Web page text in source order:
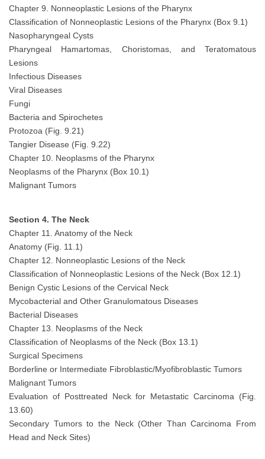
Chapter 9. Nonneoplastic Lesions of the Pharynx
Classification of Nonneoplastic Lesions of the Pharynx (Box 9.1)
Nasopharyngeal Cysts
Pharyngeal Hamartomas, Choristomas, and Teratomatous
Lesions
Infectious Diseases
Viral Diseases
Fungi
Bacteria and Spirochetes
Protozoa (Fig. 9.21)
Tangier Disease (Fig. 9.22)
Chapter 10. Neoplasms of the Pharynx
Neoplasms of the Pharynx (Box 10.1)
Malignant Tumors
Section 4. The Neck
Chapter 11. Anatomy of the Neck
Anatomy (Fig. 11.1)
Chapter 12. Nonneoplastic Lesions of the Neck
Classification of Nonneoplastic Lesions of the Neck (Box 12.1)
Benign Cystic Lesions of the Cervical Neck
Mycobacterial and Other Granulomatous Diseases
Bacterial Diseases
Chapter 13. Neoplasms of the Neck
Classification of Neoplasms of the Neck (Box 13.1)
Surgical Specimens
Borderline or Intermediate Fibroblastic/Myofibroblastic Tumors
Malignant Tumors
Evaluation of Posttreated Neck for Metastatic Carcinoma (Fig.
13.60)
Secondary Tumors to the Neck (Other Than Carcinoma From
Head and Neck Sites)